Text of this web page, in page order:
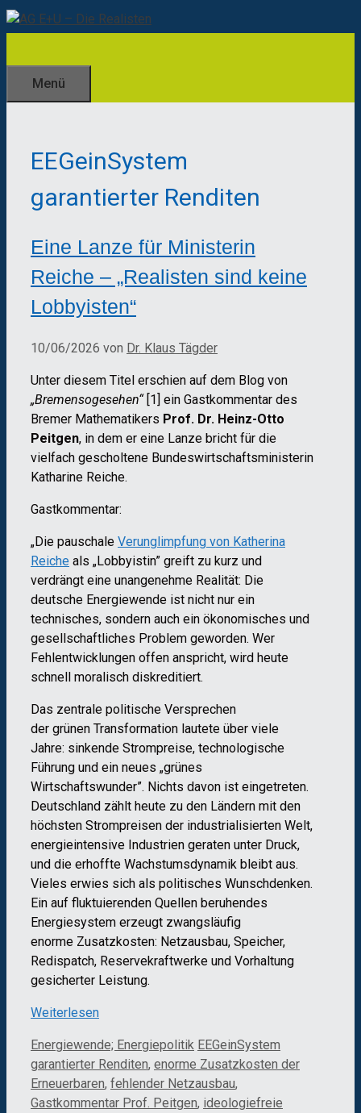
Zum
Inhalt
Menü
EEGeinSystem
garantierter Renditen
Eine Lanze für Ministerin
Reiche – „Realisten sind keine
Lobbyisten“
10/06/2026 von Dr. Klaus Tägder
Unter diesem Titel erschien auf dem Blog von
„Bremensogesehen“[1] ein Gastkommentar des
Bremer Mathematikers Prof. Dr. Heinz-Otto
Peitgen, in dem er eine Lanze bricht für die
vielfach gescholtene Bundeswirtschaftsministerin
Katharine Reiche.
Gastkommentar:
„Die pauschale Verunglimpfung von Katherina
Reiche als „Lobbyistin” greift zu kurz und
verdrängt eine unangenehme Realität: Die
deutsche Energiewende ist nicht nur ein
technisches, sondern auch ein ökonomisches und
gesellschaftliches Problem geworden. Wer
Fehlentwicklungen offen anspricht, wird heute
schnell moralisch diskreditiert.
Das zentrale politische Versprechen
der grünen Transformation lautete über viele
Jahre: sinkende Strompreise, technologische
Führung und ein neues „grünes
Wirtschaftswunder”. Nichts davon ist eingetreten.
Deutschland zählt heute zu den Ländern mit den
höchsten Strompreisen der industrialisierten Welt,
energieintensive Industrien geraten unter Druck,
und die erhoffte Wachstumsdynamik bleibt aus.
Vieles erwies sich als politisches Wunschdenken.
Ein auf fluktuierenden Quellen beruhendes
Energiesystem erzeugt zwangsläufig
enorme Zusatzkosten: Netzausbau, Speicher,
Redispatch, Reservekraftwerke und Vorhaltung
gesicherter Leistung.
Weiterlesen
Kategorien
Energiewende; Energiepolitik Schlagwörter
EEGeinSystem
garantierter Renditen, enorme Zusatzkosten der
Erneuerbaren, fehlender Netzausbau,
Gastkommentar Prof. Peitgen, ideologiefreie